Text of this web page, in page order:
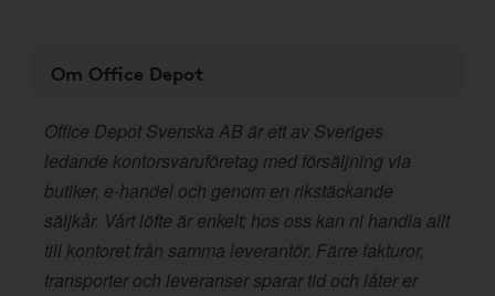
Om Office Depot
Office Depot Svenska AB är ett av Sveriges
ledande kontorsvaruföretag med försäljning via
butiker, e-handel och genom en rikstäckande
säljkår. Vårt löfte är enkelt; hos oss kan ni handla allt
till kontoret från samma leverantör. Färre fakturor,
transporter och leveranser sparar tid och låter er